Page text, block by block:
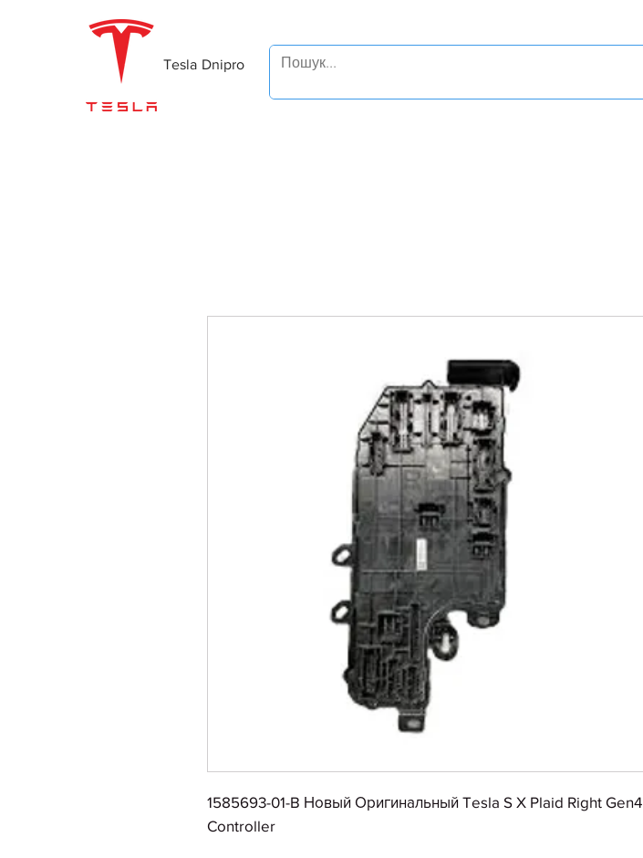
Tesla Dnipro
1585693-01-B Новый Оригинальный Tesla S X Plaid Right Gen4
Controller